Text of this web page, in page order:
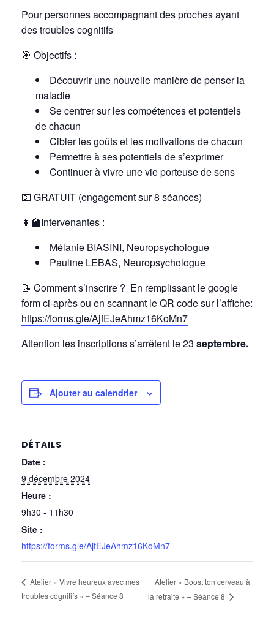
Pour personnes accompagnant des proches ayant
des troubles cognitifs
🎯 Objectifs :
Découvrir une nouvelle manière de penser la
maladie
Se centrer sur les compétences et potentiels
de chacun
Cibler les goûtset les motivations de chacun
Permettre à ses potentielsde s’exprimer
Continuer à vivre une vie porteuse de sens
💶 GRATUIT (engagement sur 8 séances)
👩‍🏫Intervenantes :
Mélanie BIASINI, Neuropsychologue
Pauline LEBAS, Neuropsychologue
📝 Comment s’inscrire ? En remplissant le google
form ci-après ou en scannant le QR code sur l’affiche:
https://forms.gle/AjfEJeAhmz16KoMn7
Attention les inscriptions s’arrêtent le 23 septembre.
Ajouter au calendrier
DÉTAILS
Date :
9 décembre 2024
Heure :
9h30 - 11h30
Site :
https://forms.gle/AjfEJeAhmz16KoMn7
Atelier « Vivre heureux avec mes
troubles cognitifs » – Séance 8
Atelier « Boost ton cerveau à
la retraite » – Séance 8